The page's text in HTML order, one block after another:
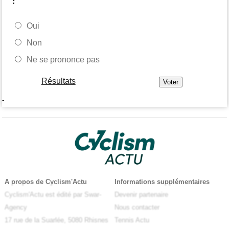
Oui
Non
Ne se prononce pas
Résultats
-
A propos de Cyclism'Actu
Cyclism'Actu est édité par Swar-
Agency
17 rue de la Suarlée, 5080 Rhisnes
Informations supplémentaires
Devenir partenaire
Nous contacter
Tennis Actu